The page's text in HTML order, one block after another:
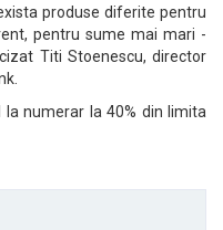
produse diferite pentru
pentru sume mai mari -
Titi Stoenescu, director
la numerar la 40% din limita